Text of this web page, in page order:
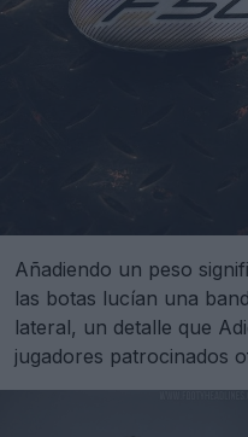
Añadiendo un peso
las botas lucían una
lateral, un detalle que
jugadores patrocinados